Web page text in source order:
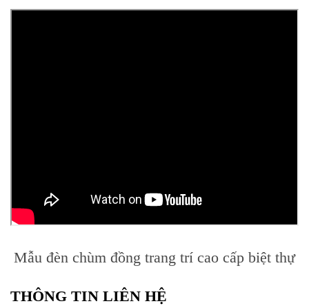
Mẫu đèn chùm đồng trang trí cao cấp biệt thự
THÔNG TIN LIÊN HỆ